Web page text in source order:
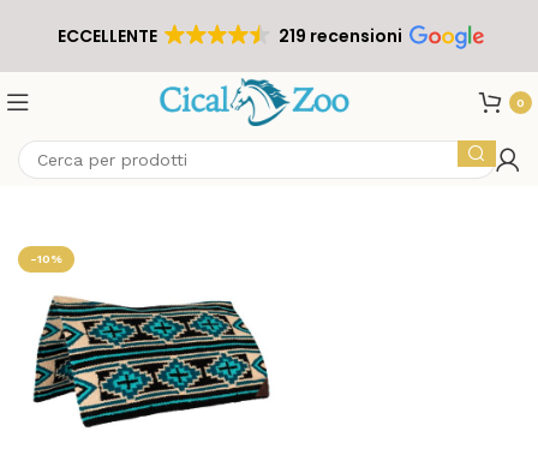
ECCELLENTE 219 recensioni
0
-10%